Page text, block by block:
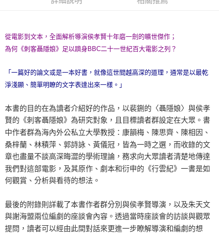
從電影到文本，全面解析導演侯孝賢十年磨一劍的曠世傑作；
為何《刺客聶隱娘》足以躋身BBC二十一世紀百大電影之列？
「一篇好的論文或是一本好書，就像這世間越高深的道理，通常是以最乾
淨淺顯、簡單明瞭的文字表達出來一樣。」
本書的目的在為讀者介紹好的作品，以裴鉶的〈聶隱娘〉與侯孝
賢的《刺客聶隱娘》為研究對象，且目標讀者群設定在大眾。書
中作者群為海內外公私立大學教授：康韻梅、陳思齊、陳相因、
桑梓蘭、林積萍、郭詩詠、黃儀冠，皆為一時之選，而收錄的文
章也盡量不談高深晦澀的學術理論，務求向大眾讀者清楚地傳達
我們對這部電影，及其原作、劇本和衍申的《行雲紀》一書是如
何觀賞、分析與看待的想法。
最後的附錄則詳載了本書作者群分別與侯孝賢導演，以及朱天文
與謝海盟兩位編劇的座談會內容。透過當時座談會的訪談與觀眾
提問，讀者可以經由此間對話來更進一步瞭解導演和編劇的想